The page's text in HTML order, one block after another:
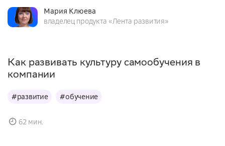
Мария Клюева
владелец продукта «Лента развития»
Как развивать культуру самообучения в
компании
#развитие #обучение
62 мин.